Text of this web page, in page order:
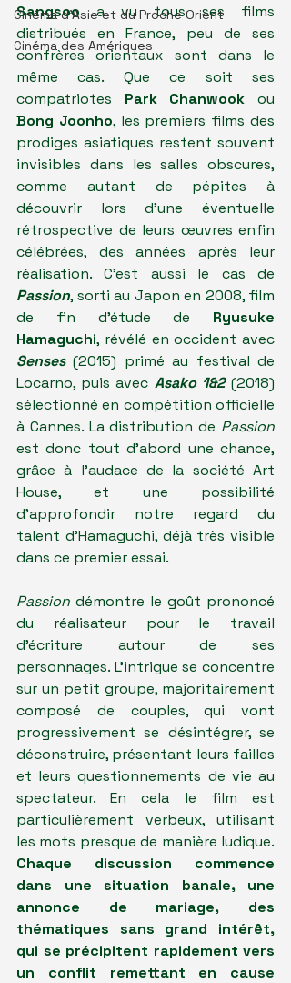
Cinéma d'Asie et du Proche Orient
Cinéma des Amériques
Sangsoo a vu tous ses films
distribués en France, peu de ses
confrères orientaux sont dans le
même cas. Que ce soit ses
compatriotes Park Chanwook
Bong Joonho, les premiers films des
prodiges asiatiques restent souvent
invisibles dans les salles obscures,
comme autant de pépites à
découvrir lors d'une éventuelle
rétrospective de leurs œuvres enfin
célébrées, des années après leur
Passion, sorti au Japon en 2008, film
de fin d'étude de Ryusuke
Hamaguchi, révélé en occident avec
Senses (2015) primé au festival de
Locarno, puis avec Asako 1&2 (2018)
sélectionné en compétition officielle
à Cannes. La distribution de
est donc tout d'abord une chance,
grâce à l'audace de la société Art
House, et une possibilité
d'approfondir notre regard du
talent d'Hamaguchi, déjà très visible
dans ce premier essai.
Passion démontre le goût prononcé
du réalisateur pour le travail
d'écriture autour de ses
personnages. L'intrigue se concentre
sur un petit groupe, majoritairement
composé de couples, qui vont
progressivement se désintégrer, se
déconstruire, présentant leurs failles
et leurs questionnements de vie au
spectateur. En cela le film est
particulièrement verbeux, utilisant
Chaque discussion commence
dans une situation banale, une
annonce de mariage, des
thématiques sans grand intérêt,
qui se précipitent rapidement vers
un conflit remettant en cause